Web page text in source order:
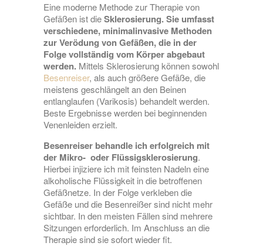
Eine moderne Methode zur Therapie von
Gefäßen ist dieSklerosierung. Sie umfasst
verschiedene, minimalinvasive Methoden
zur Verödung von Gefäßen, die in der
Folge vollständig vom Körper abgebaut
werden. Mittels Sklerosierung können sowohl
Besenreiser, als auch größere Gefäße, die
meistens geschlängelt an den Beinen
entlanglaufen (Varikosis) behandelt werden.
Beste Ergebnisse werden bei beginnenden
Venenleiden erzielt.
Besenreiser behandle ich erfolgreich mit
der Mikro- oder Flüssigsklerosierung.
Hierbei injiziere ich mit feinsten Nadeln eine
alkoholische Flüssigkeit in die betroffenen
Gefäßnetze. In der Folge verkleben die
Gefäße und die Besenreißer sind nicht mehr
sichtbar. In den meisten Fällen sind mehrere
Sitzungen erforderlich. Im Anschluss an die
Therapie sind sie sofort wieder fit.